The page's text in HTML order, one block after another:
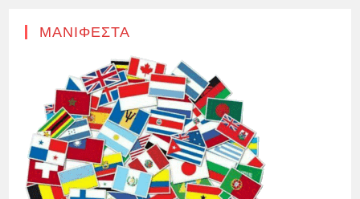
ΜΑΝΙΦΈΣΤΑ